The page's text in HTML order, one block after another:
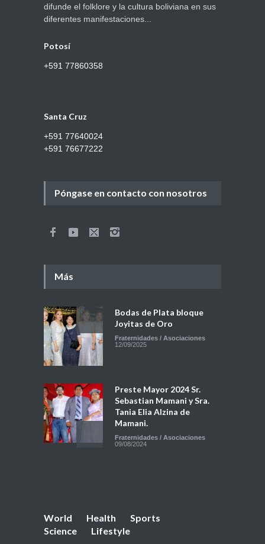
difunde el folklore y la cultura boliviana en sus
diferentes manifestaciones...
Potosí
+591 77860358
Santa Cruz
+591 77640024
+591 76677222
Póngase en contacto con nosotros
Más
Bodas de Plata bloque
Joyitas de Oro
Fraternidades / Asociaciones
12/09/2025
Preste Mayor 2024 Sr.
Sebastian Mamani y Sra.
Tania Elia Alzina de
Mamani.
Fraternidades / Asociaciones
09/08/2024
Eventos Sociales
24/09/2025
World Health
Sports
Science
Lifestyle